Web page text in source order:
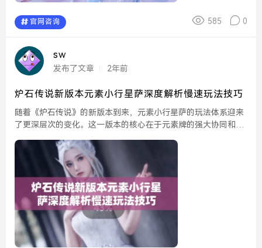
官网咨询 585 0
sw
发布了文章 2年前
炉石传说新版本元素小行星萨深度解析慢速玩法技巧
随着《炉石传说》的新版本到来，元素小行星萨的玩法体系迎来
了更深层次的变化。这一版本的核心在于元素牌的强大协同和控
玩家，掌握这些技巧将帮助你在对局中更好地取胜。...